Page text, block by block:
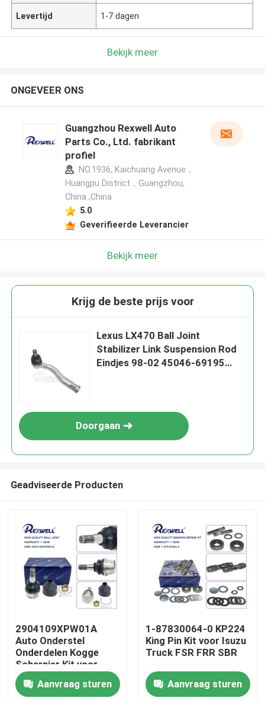
Huis
Producten
Video's
Levertijd 1-7 dagen
Bekijk meer
ONGEVEER ONS
Guangzhou Rexwell Auto
Parts Co., Ltd. fabrikant
profiel
NO.1936, Kaichuang Avenue，
Huangpu District，Guangzhou,
China ,China
5.0
Geverifieerde Leverancier
Bekijk meer
Krijg de beste prijs voor
Lexus LX470 Ball Joint
Stabilizer Link Suspension Rod
Eindjes 98-02 45046-69195
Doorgaan
Geadviseerde Producten
2904109XPW01A
Auto Onderstel
Onderdelen Kogge
Scharnier Kit voor
Great Wall
Aanvraag sturen
1-87830064-0 KP224
King Pin Kit voor Isuzu
Truck FSR FRR SBR
Aanvraag sturen